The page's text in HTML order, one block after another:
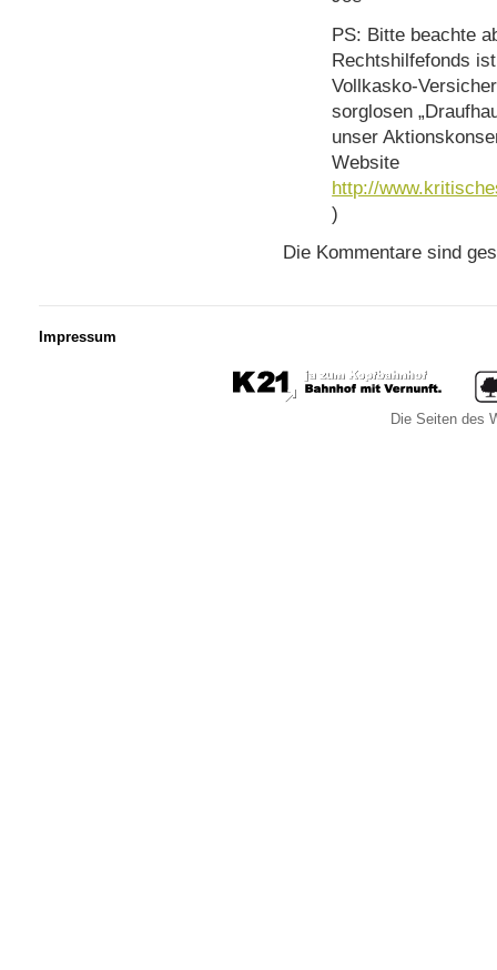
PS: Bitte beachte
Rechtshilfefonds
Vollkasko-
sorglosen
unser
Website
http://
)
Die Kommentare sind
Impressum
Die Seiten des